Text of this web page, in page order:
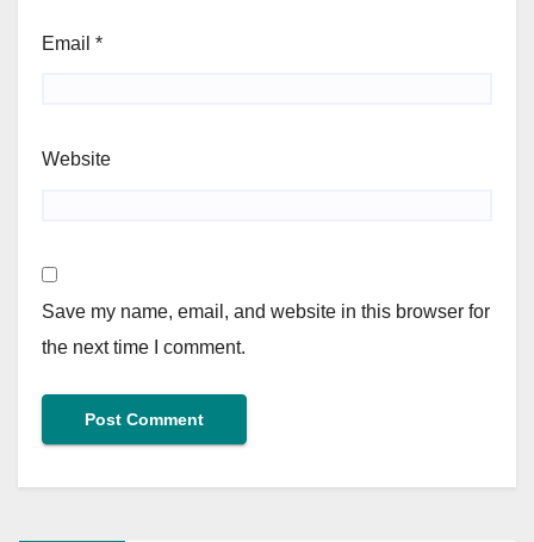
Email *
Website
Save my name, email, and website in this browser for
the next time I comment.